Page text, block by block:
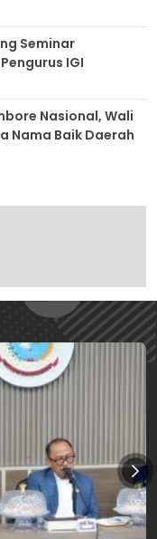
Seminar
IGI
Nasional, Wali
Nama Baik Daerah